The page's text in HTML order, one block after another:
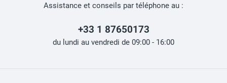
Assistance et conseils par téléphone au :
+33 1 87650173
du lundi au vendredi de 09:00 - 16:00